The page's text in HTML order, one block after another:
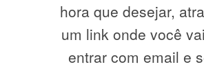
hora que desejar,
um link onde você
entrar com email e